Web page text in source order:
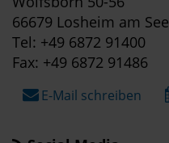
66679 Losheim am See
Tel: +49 6872 91400
Fax: +49 6872 91486
E-Mail schreiben